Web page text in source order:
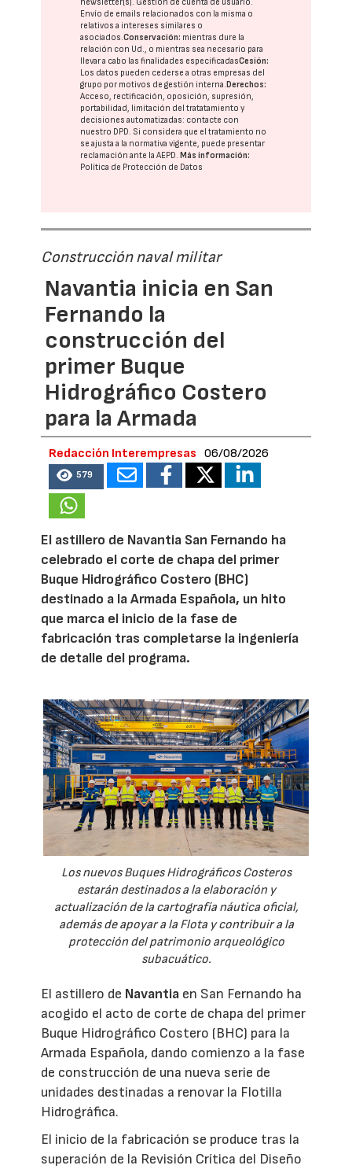
newsletter(s). Gestión de cuenta de usuario.
Envío de emails relacionados con la misma o
relativos a intereses similares o
asociados.Conservación: mientras dure la
relación con Ud., o mientras sea necesario para
llevar a cabo las finalidades especificadasCesión:
Los datos pueden cederse a otras empresas del
grupo por motivos de gestión interna. Derechos:
Acceso, rectificación, oposición, supresión,
portabilidad, limitación del tratatamiento y
decisiones automatizadas: contacte con
nuestro DPD. Si considera que el tratamiento no
se ajusta a la normativa vigente, puede presentar
reclamación ante laAEPD. Más información:
Política de Protección de Datos
Construcción naval militar
Navantia inicia en San
Fernando la
construcción del
primer Buque
Hidrográfico Costero
para la Armada
Redacción Interempresas 06/08/2026
579
El astillero de Navantia San Fernando ha
celebrado el corte de chapa del primer
Buque Hidrográfico Costero (BHC)
destinado a la Armada Española, un hito
que marca el inicio de la fase de
fabricación tras completarse la ingeniería
de detalle del programa.
Los nuevos Buques Hidrográficos Costeros
estarán destinados a la elaboración y
actualización de la cartografía náutica oficial,
además de apoyar a la Flota y contribuir a la
protección del patrimonio arqueológico
subacuático.
El astillero de Navantia en San Fernando ha
acogido el acto de corte de chapa del primer
Buque Hidrográfico Costero (BHC) para la
Armada Española, dando comienzo a la fase
de construcción de una nueva serie de
unidades destinadas a renovar la Flotilla
Hidrográfica.
El inicio de la fabricación se produce tras la
superación de la Revisión Crítica del Diseño